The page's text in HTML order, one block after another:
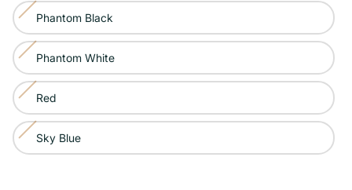
no
disponible
agotada
o
no
disponible
Phantom Black
Variante
agotada
o
no
disponible
Phantom White
Variante
agotada
o
no
disponible
Red
Variante
agotada
o
Sky Blue
Variante